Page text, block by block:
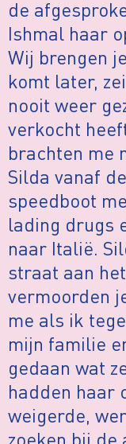
de
Ishmal haar
Wij brengen
komt later,
nooit weer
verkocht
brachten me
Silda vanaf
speedboot
lading drugs
naar Italië.
straat aan
vermoorden
me als ik
mijn familie
gedaan wat
hadden haar
weigerde,